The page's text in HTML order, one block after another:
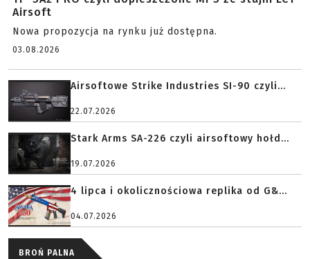
Airsoft
Nowa propozycja na rynku już dostępna.
03.08.2026
Airsoftowe Strike Industries SI-90 czyli...
22.07.2026
Stark Arms SA-226 czyli airsoftowy hołd...
19.07.2026
4 lipca i okolicznościowa replika od G&...
04.07.2026
BROŃ PALNA